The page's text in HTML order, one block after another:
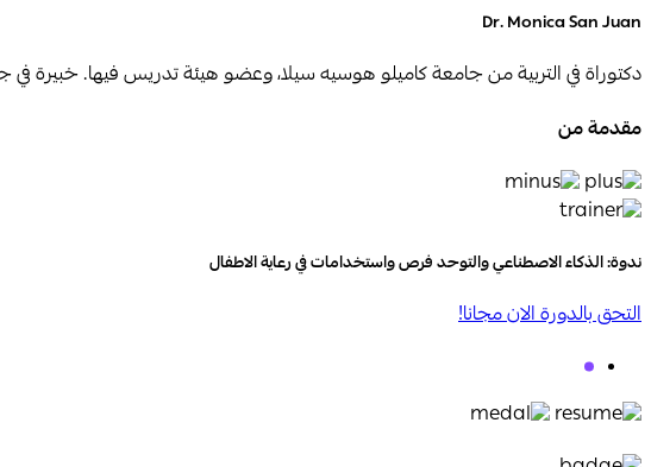
Dr. Monica San Juan
دكتوراة في التربية من جامعة كاميلو هوسيه سيلا، وعضو هيئة تدريس فيها. خبيرة في
مقدمة من
ندوة: الذكاء الاصطناعي والتوح​د فرص واستخدامات في رعاية الاطفال
التحق بالدورة الان مجانا!